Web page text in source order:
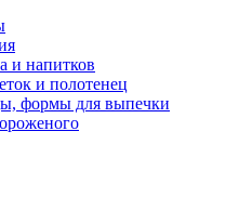
и напитков
и полотенец
формы для выпечки